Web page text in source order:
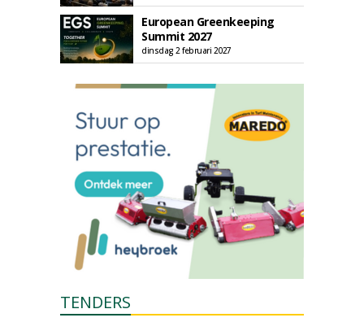
European Greenkeeping
Summit 2027
dinsdag 2 februari 2027
TENDERS